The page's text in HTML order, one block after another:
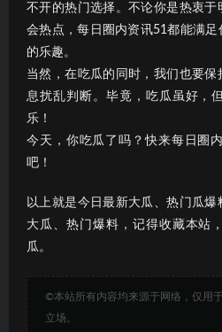
不开的热门选择。不论你是热衷
会热点，每日圈内资讯51都能满
的乐趣。
当然，在吃瓜的同时，我们也要
息扰乱判断。毕竟，吃瓜虽好，
乐！
今天，你吃瓜了吗？快来每日圈
吧！
以上就是今日最新大瓜、热门瓜
大瓜、热门爆料，记得收藏本站
瓜。
©本站所有内容均来源于网络，仅用
立场。